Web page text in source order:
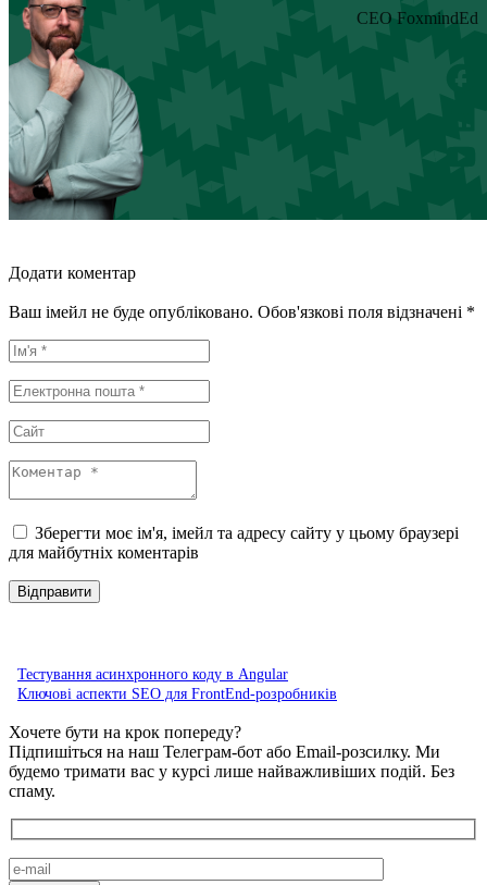
CEO FoxmindEd
Додати коментар
Ваш імейл не буде опубліковано. Обов'язкові поля відзначені *
Зберегти моє ім'я, імейл та адресу сайту у цьому браузері
для майбутніх коментарів
Тестування асинхронного коду в Angular
Ключові аспекти SEO для FrontEnd-розробників
Хочете бути на крок попереду?
Підпишіться на наш Телеграм-бот або Email-розсилку. Ми
будемо тримати вас у курсі лише найважливіших подій. Без
спаму.